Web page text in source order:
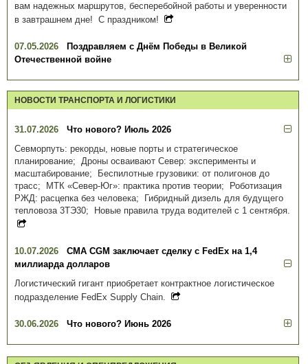
вам надежных маршрутов, бесперебойной работы и уверенности
в завтрашнем дне! С праздником!
07.05.2026
Поздравляем с Днём Победы в Великой
Отечественной войне
НОВОСТИ ТРАНСПОРТА И ЛОГИСТИКИ
31.07.2026
Что нового? Июль 2026
Севморпуть: рекорды, новые порты и стратегическое
планирование; Дроны осваивают Север: эксперименты и
масштабирование; Беспилотные грузовики: от полигонов до
трасс; МТК «Север-Юг»: практика против теории; Роботизация
РЖД: расцепка без человека; Гибридный дизель для будущего
тепловоза 3ТЭ30; Новые правила труда водителей с 1 сентября.
10.07.2026
CMA CGM заключает сделку с FedEx на 1,4
миллиарда долларов
Логистический гигант приобретает контрактное логистическое
подразделение FedEx Supply Chain.
30.06.2026 Что нового? Июнь 2026